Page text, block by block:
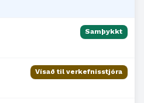
Samþykkt
Vísað til verkefnisstjóra